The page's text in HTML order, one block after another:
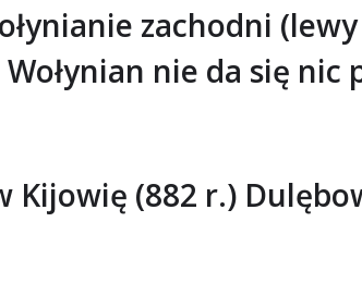
zachodni
nie da się nic
Kijowię (882 r.)